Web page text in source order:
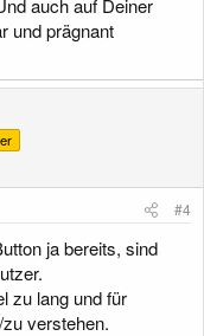
und prägnant
#4
ja bereits, sind
zu lang und für
verstehen.